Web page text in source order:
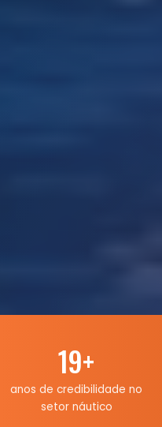
19+
anos de credibilidade no
setor náutico